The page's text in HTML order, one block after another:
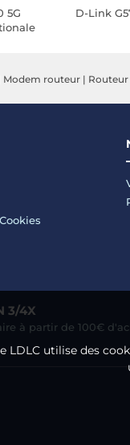
5G
D-Link
Modem routeur |
Cookies
3/4X
à partir de 100€
LDLC utilise des